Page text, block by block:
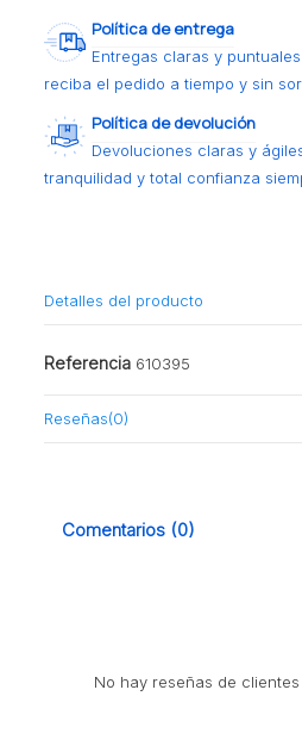
Política de entrega
Entregas claras y
reciba el pedido a tiempo y sin
Política de devolución
Devoluciones claras y
tranquilidad y total confianza
Detalles del producto
Referencia 610395
Reseñas(0)
Comentarios (0)
No hay reseñas de clientes